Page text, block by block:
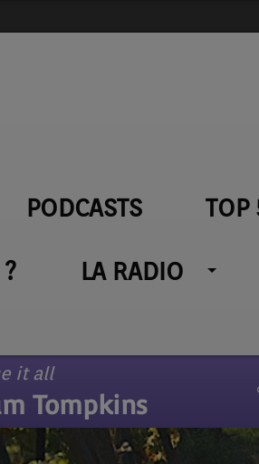
PODCASTS TOP
LA RADIO
it all
Tompkins